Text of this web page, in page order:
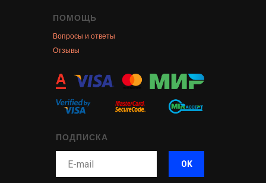
ПОМОЩЬ
Вопросы и ответы
Отзывы
OK
ПОДПИСКА